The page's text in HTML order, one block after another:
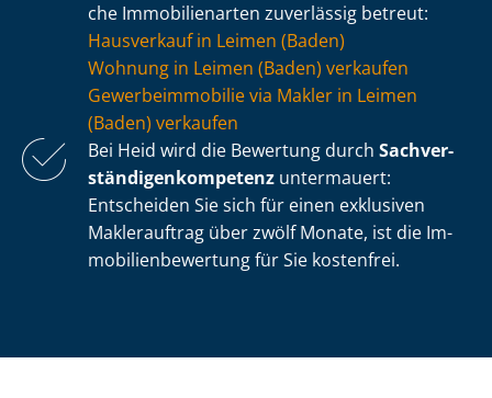
che Immobilienarten zuverlässig betreut:
Hausverkauf in Leimen (Baden)
Wohnung in Leimen (Baden) verkaufen
Ge­wer­be­im­mo­bi­lie via Makler in Leimen
(Baden) verkaufen
Bei Heid wird die Bewertung durch Sach­ver­
stän­di­gen­kom­pe­tenz untermauert:
Entscheiden Sie sich für einen exklusiven
Maklerauftrag über zwölf Monate, ist die Im­
mo­bi­li­en­be­wer­tung für Sie kostenfrei.